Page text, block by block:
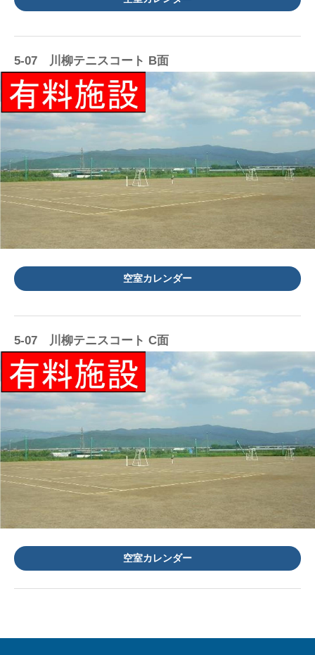
5-07 川柳テニスコート B面
空室カレンダー
5-07 川柳テニスコート C面
空室カレンダー